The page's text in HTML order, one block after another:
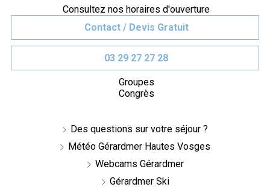
Consultez nos horaires d'ouverture
Contact / Devis Gratuit
03 29 27 27 28
Groupes
Congrès
Des questions sur votre séjour ?
Météo Gérardmer Hautes Vosges
Webcams Gérardmer
Gérardmer Ski